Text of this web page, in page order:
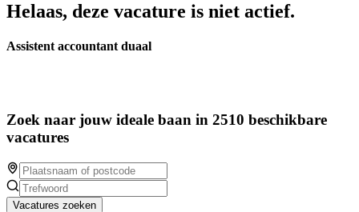
Helaas, deze vacature is niet actief.
Assistent accountant duaal
Zoek naar jouw ideale baan in 2510 beschikbare
vacatures
Vacatures zoeken